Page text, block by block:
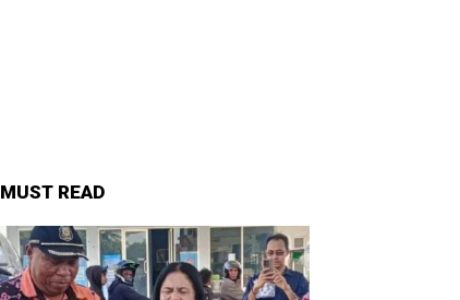
MUST READ